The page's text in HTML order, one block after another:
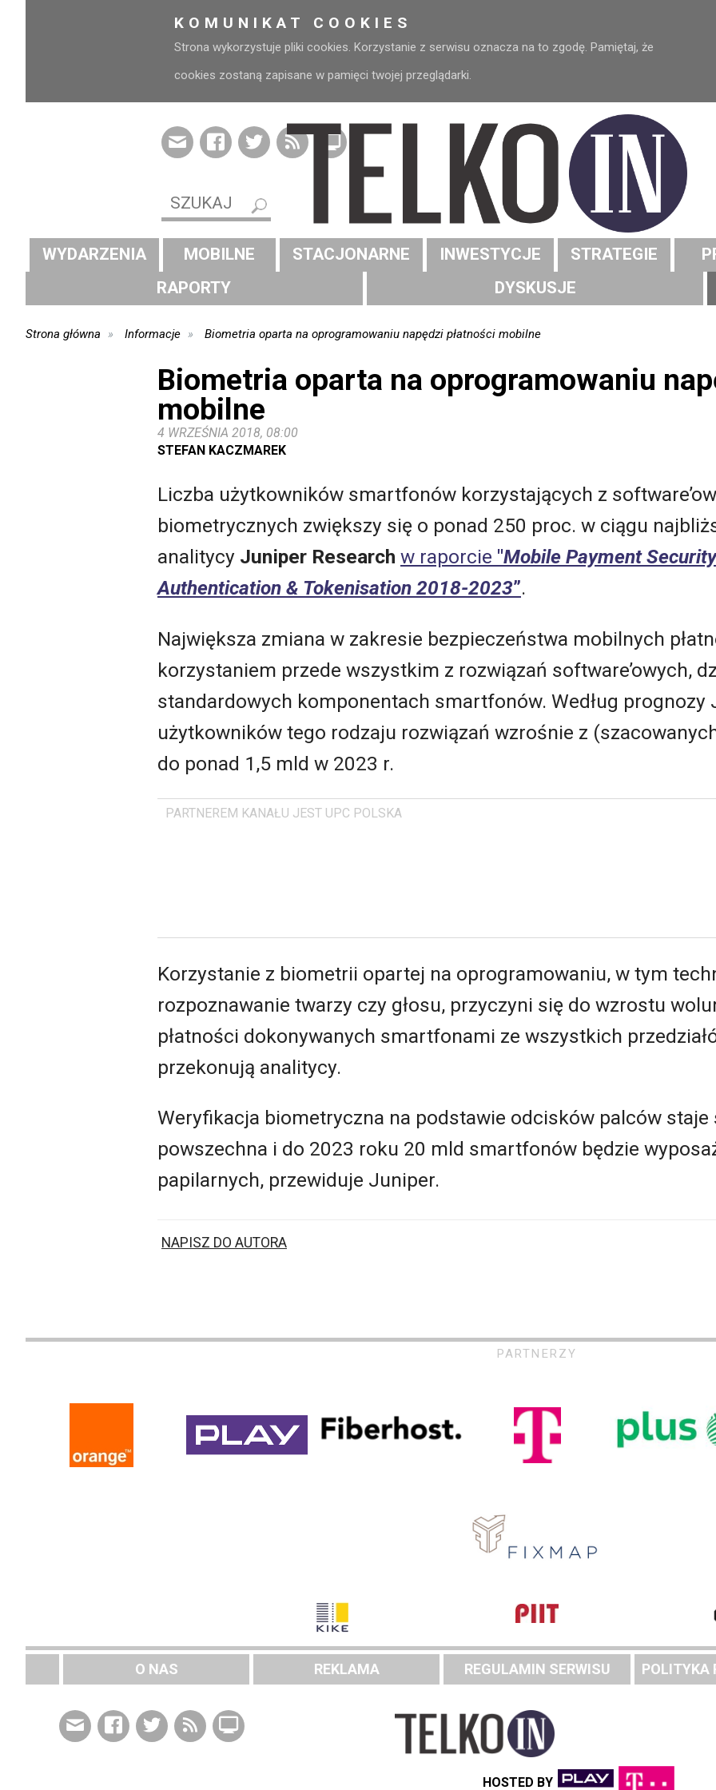
KOMUNIKAT COOKIES
Strona wykorzystuje pliki cookies. Korzystanie z serwisu oznacza na to zgodę. Pamiętaj, że
cookies zostaną zapisane w pamięci twojej przeglądarki.
WYDARZENIA MOBILNE STACJONARNE INWESTYCJE STRATEGIE
RAPORTY
DYSKUSJE
Strona główna Informacje Biometria oparta na oprogramowaniu napędzi płatności mobilne
Biometria oparta na oprogramowaniu
mobilne
4 WRZEŚNIA 2018, 08:00
STEFAN KACZMAREK
Liczba użytkowników smartfonów korzystających z
biometrycznych zwiększy się o ponad 250 proc. w ciągu
analitycy Juniper Research w raporcie "Mobile Payment
Authentication & Tokenisation 2018-2023”.
Największa zmiana w zakresie bezpieczeństwa mobilnych
korzystaniem przede wszystkim z rozwiązań software’owych,
standardowych komponentach smartfonów. Według prognozy
użytkowników tego rodzaju rozwiązań wzrośnie z
do ponad 1,5 mld w 2023 r.
PARTNEREM KANAŁU JEST UPC POLSKA
Korzystanie z biometrii opartej na oprogramowaniu, w tym
rozpoznawanie twarzy czy głosu, przyczyni się do wzrostu
płatności dokonywanych smartfonami ze wszystkich
przekonują analitycy.
Weryfikacja biometryczna na podstawie odcisków palców staje
powszechna i do 2023 roku 20 mld smartfonów będzie
papilarnych, przewiduje Juniper.
NAPISZ DO AUTORA
PARTNERZY
O NAS REKLAMA REGULAMIN SERWISU POLITYKA
HOSTED BY